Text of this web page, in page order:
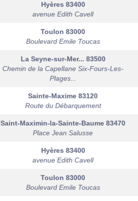
Hyères 83400
avenue Edith Cavell
Toulon 83000
Boulevard Emile Toucas
La Seyne-sur-Mer... 83500
Chemin de la Capellane Six-Fours-Les-
Plages...
Sainte-Maxime 83120
Route du Débarquement
Saint-Maximin-la-Sainte-Baume 83470
Place Jean Salusse
Hyères 83400
avenue Edith Cavell
Toulon 83000
Boulevard Emile Toucas